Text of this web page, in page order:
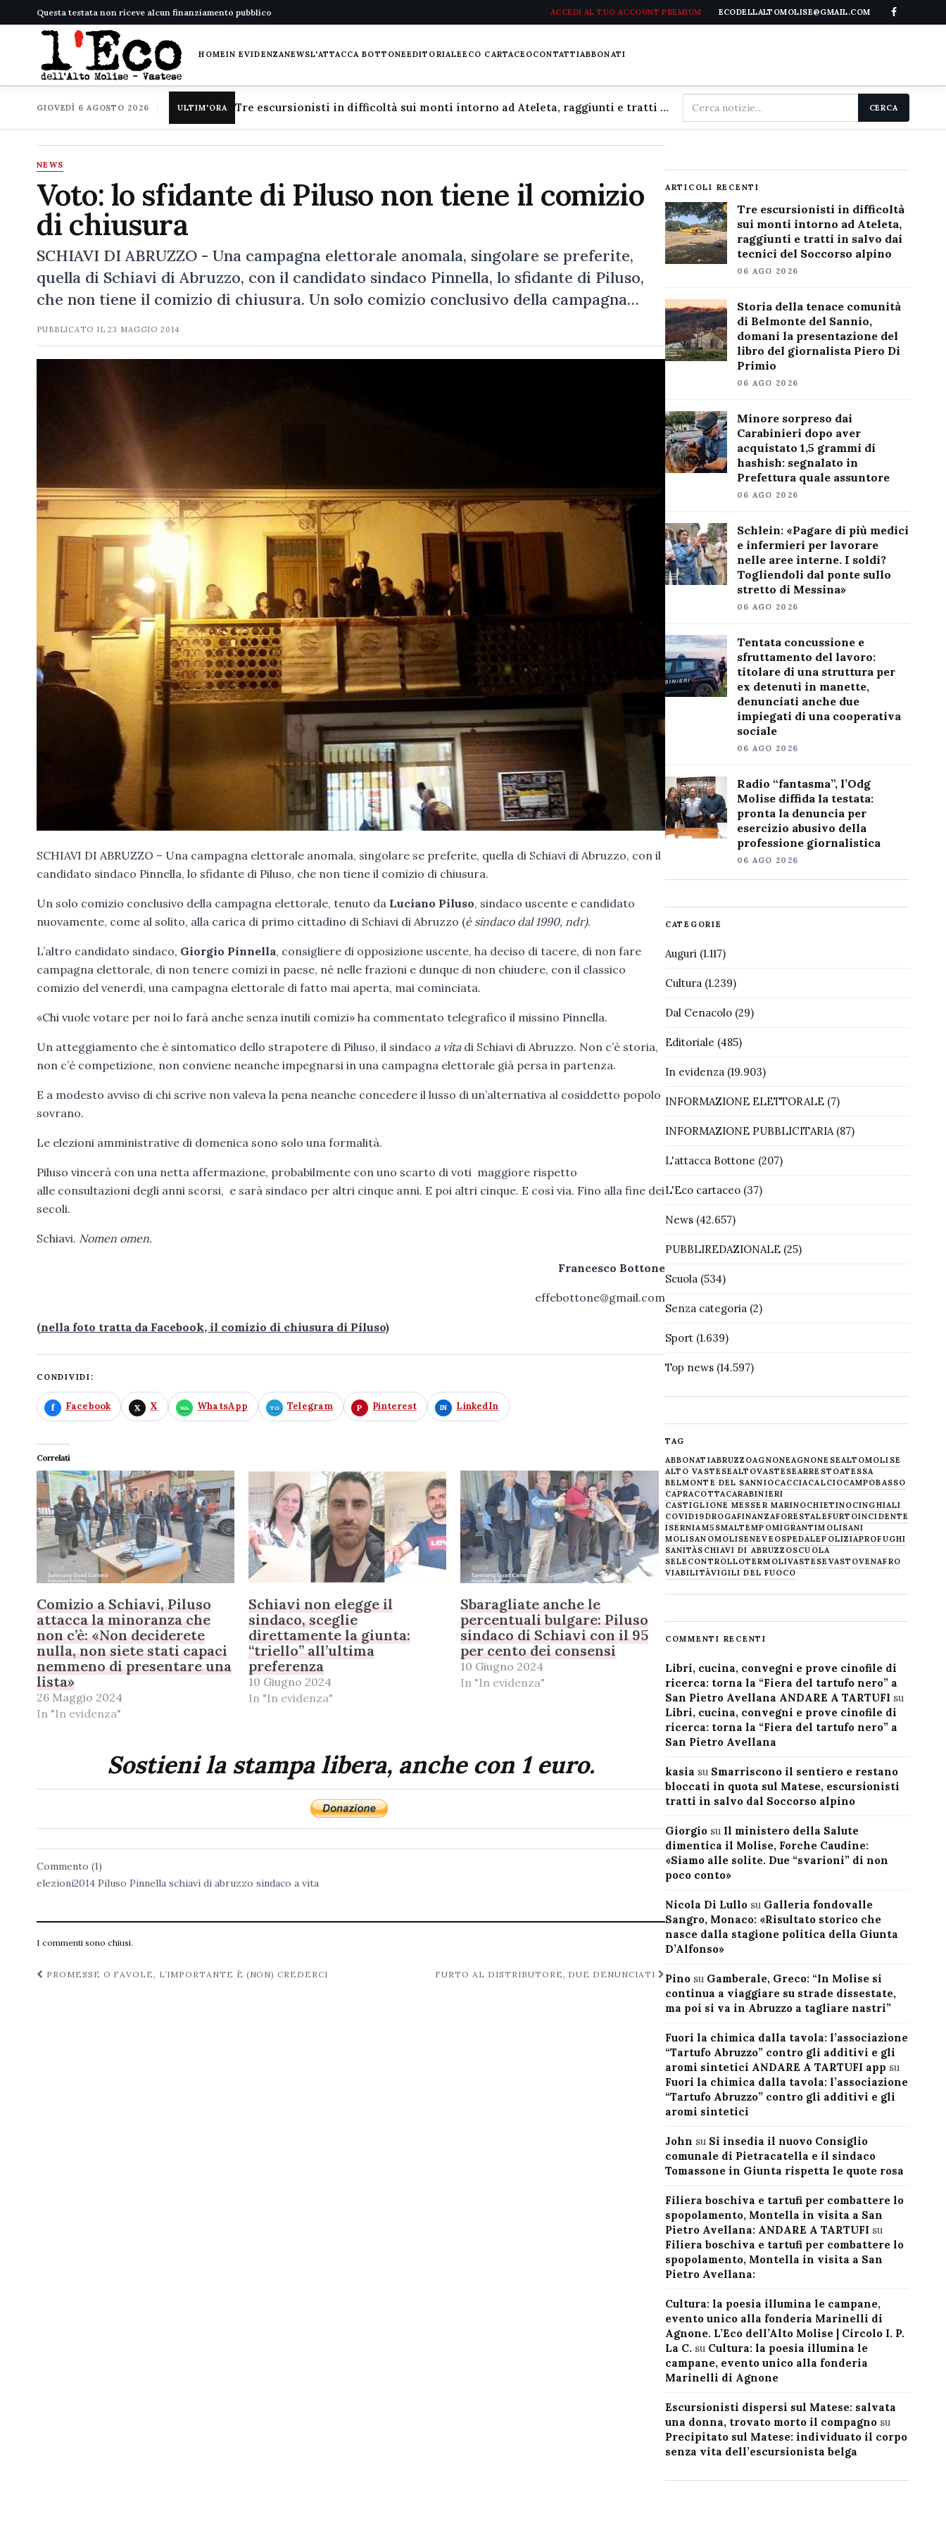
Questa testata non riceve alcun finanziamento pubblico ACCEDI AL TUO ACCOUNT PREMIUM ECODELLALTOMOLISE@GMAIL.COM
HOMEIN EVIDENZANEWSL'ATTACCA BOTTONEEDITORIALEECO CARTACEOCONTATTIABBONATI
GIOVEDÌ 6 AGOSTO 2026 ULTIM'ORA Tre escursionisti in difficoltà sui monti intorno ad Ateleta, raggiunti e tratti in salvo dai tecnici del Soccorso alpino
Cerca
nel
CERCA
NEWS
Voto: lo sfidante di Piluso non tiene il comizio
di chiusura
SCHIAVI DI ABRUZZO - Una campagna elettorale anomala, singolare se preferite,
quella di Schiavi di Abruzzo, con il candidato sindaco Pinnella, lo sfidante di Piluso,
che non tiene il comizio di chiusura. Un solo comizio conclusivo della campagna…
PUBBLICATO IL23 MAGGIO 2014
SCHIAVI DI ABRUZZO – Una campagna elettorale anomala, singolare se preferite, quella di Schiavi di Abruzzo, con il
candidato sindaco Pinnella, lo sfidante di Piluso, che non tiene il comizio di chiusura.
Un solo comizio conclusivo della campagna elettorale, tenuto da Luciano Piluso, sindaco uscente e candidato
nuovamente, come al solito, alla carica di primo cittadino di Schiavi di Abruzzo (è sindaco dal 1990, ndr).
L’altro candidato sindaco, Giorgio Pinnella, consigliere di opposizione uscente, ha deciso di tacere, di non fare
campagna elettorale, di non tenere comizi in paese, né nelle frazioni e dunque di non chiudere, con il classico
comizio del venerdì, una campagna elettorale di fatto mai aperta, mai cominciata.
«Chi vuole votare per noi lo farà anche senza inutili comizi» ha commentato telegrafico il missino Pinnella.
Un atteggiamento che è sintomatico dello strapotere di Piluso, il sindaco a vitadi Schiavi di Abruzzo. Non c’è storia,
non c’è competizione, non conviene neanche impegnarsi in una campagna elettorale già persa in partenza.
E a modesto avviso di chi scrive non valeva la pena neanche concedere il lusso di un’alternativa al cosiddetto popolo
sovrano.
Le elezioni amministrative di domenica sono solo una formalità.
Piluso vincerà con una netta affermazione, probabilmente con uno scarto di voti maggiore rispetto
alle consultazioni degli anni scorsi, e sarà sindaco per altri cinque anni. E poi altri cinque. E così via. Fino alla fine dei
secoli.
Schiavi. Nomen omen.
Francesco Bottone
effebottone@gmail.com
(nella foto tratta da Facebook, il comizio di chiusura di Piluso)
CONDIVIDI:
Facebook X WhatsApp Telegram Pinterest LinkedIn
Correlati
Comizio a Schiavi, Piluso
attacca la minoranza che
non c’è: «Non deciderete
nulla, non siete stati capaci
nemmeno di presentare una
lista»
26 Maggio 2024
In "In evidenza"
Schiavi non elegge il
sindaco, sceglie
direttamente la giunta:
“triello” all’ultima
preferenza
10 Giugno 2024
In "In evidenza"
Sbaragliate anche le
percentuali bulgare: Piluso
sindaco di Schiavi con il 95
per cento dei consensi
10 Giugno 2024
In "In evidenza"
Sostieni la stampa libera, anche con 1 euro.
Commento (1)
elezioni2014 Piluso Pinnella schiavi di abruzzo sindaco a vita
I commenti sono chiusi.
Navigazione
PROMESSE O FAVOLE, L’IMPORTANTE È (NON) CREDERCI FURTO AL DISTRIBUTORE, DUE DENUNCIATI
ARTICOLI RECENTI
Tre escursionisti in difficoltà
sui monti intorno ad Ateleta,
raggiunti e tratti in salvo dai
tecnici del Soccorso alpino
06 AGO 2026
Storia della tenace comunità
di Belmonte del Sannio,
domani la presentazione del
libro del giornalista Piero Di
Primio
06 AGO 2026
Minore sorpreso dai
Carabinieri dopo aver
acquistato 1,5 grammi di
hashish: segnalato in
Prefettura quale assuntore
06 AGO 2026
Schlein: «Pagare di più medici
e infermieri per lavorare
nelle aree interne. I soldi?
Togliendoli dal ponte sullo
stretto di Messina»
06 AGO 2026
Tentata concussione e
sfruttamento del lavoro:
titolare di una struttura per
ex detenuti in manette,
denunciati anche due
impiegati di una cooperativa
sociale
06 AGO 2026
Radio “fantasma”, l’Odg
Molise diffida la testata:
pronta la denuncia per
esercizio abusivo della
professione giornalistica
06 AGO 2026
CATEGORIE
Auguri(1.117)
Cultura(1.239)
Dal Cenacolo(29)
Editoriale (485)
In evidenza(19.903)
INFORMAZIONE ELETTORALE(7)
INFORMAZIONE PUBBLICITARIA(87)
L'attacca Bottone (207)
L'Eco cartaceo(37)
News(42.657)
PUBBLIREDAZIONALE(25)
Scuola(534)
Senza categoria(2)
Sport(1.639)
Top news(14.597)
TAG
ABBONATIABRUZZOAGNONEAGNONESEALTOMOLISE
ALTO VASTESEALTOVASTESEARRESTOATESSA
BELMONTE DEL SANNIOCACCIACALCIOCAMPOBASSO
CAPRACOTTACARABINIERI
CASTIGLIONE MESSER MARINOCHIETINOCINGHIALI
COVID19DROGAFINANZAFORESTALEFURTOINCIDENTE
ISERNIAM5SMALTEMPOMIGRANTIMOLISANI
MOLISANOMOLISENEVE OSPEDALEPOLIZIAPROFUGHI
SANITÀSCHIAVI DI ABRUZZOSCUOLA
SELECONTROLLOTERMOLIVASTESE VASTOVENAFRO
VIABILITÀVIGILI DEL FUOCO
COMMENTI RECENTI
Libri, cucina, convegni e prove cinofile di
ricerca: torna la “Fiera del tartufo nero” a
San Pietro Avellana ANDARE A TARTUFI su
Libri, cucina, convegni e prove cinofile di
ricerca: torna la “Fiera del tartufo nero” a
San Pietro Avellana
kasia su Smarriscono il sentiero e restano
bloccati in quota sul Matese, escursionisti
tratti in salvo dal Soccorso alpino
Giorgiosu Il ministero della Salute
dimentica il Molise, Forche Caudine:
«Siamo alle solite. Due “svarioni” di non
poco conto»
Nicola Di Lullosu Galleria fondovalle
Sangro, Monaco: «Risultato storico che
nasce dalla stagione politica della Giunta
D’Alfonso»
Pinosu Gamberale, Greco: “In Molise si
continua a viaggiare su strade dissestate,
ma poi si va in Abruzzo a tagliare nastri”
Fuori la chimica dalla tavola: l’associazione
“Tartufo Abruzzo” contro gli additivi e gli
aromi sintetici ANDARE A TARTUFI app su
Fuori la chimica dalla tavola: l’associazione
“Tartufo Abruzzo” contro gli additivi e gli
aromi sintetici
John su Si insedia il nuovo Consiglio
comunale di Pietracatella e il sindaco
Tomassone in Giunta rispetta le quote rosa
Filiera boschiva e tartufi per combattere lo
spopolamento, Montella in visita a San
Pietro Avellana: ANDARE A TARTUFI su
Filiera boschiva e tartufi per combattere lo
spopolamento, Montella in visita a San
Pietro Avellana:
Cultura: la poesia illumina le campane,
evento unico alla fonderia Marinelli di
Agnone. L’Eco dell’Alto Molise | Circolo I. P.
La C. su Cultura: la poesia illumina le
campane, evento unico alla fonderia
Marinelli di Agnone
Escursionisti dispersi sul Matese: salvata
una donna, trovato morto il compagnosu
Precipitato sul Matese: individuato il corpo
senza vita dell’escursionista belga